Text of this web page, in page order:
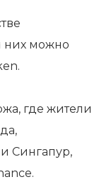
них можно
где жители
Сингапур,